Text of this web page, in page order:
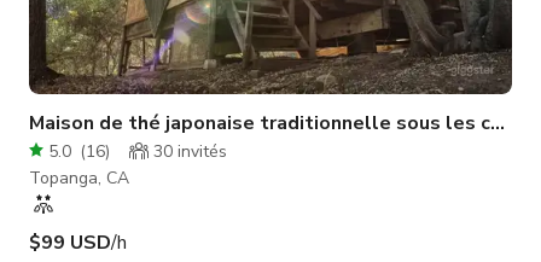
Maison de thé japonaise traditionnelle sous les
5.0 (16) 30 invités
Topanga, CA
$99 USD/h